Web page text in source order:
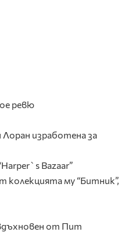
ревю
изработена за
Bazaar”
колекцията му “Битник”,
от Пит